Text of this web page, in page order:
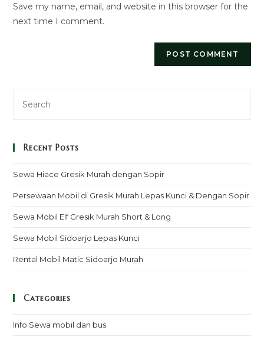
(optional)
Save my name, email, and website in this browser for the
next time I comment.
Recent Posts
Sewa Hiace Gresik Murah dengan Sopir
Persewaan Mobil di Gresik Murah Lepas Kunci & Dengan Sopir
Sewa Mobil Elf Gresik Murah Short & Long
Sewa Mobil Sidoarjo Lepas Kunci
Rental Mobil Matic Sidoarjo Murah
Categories
Info Sewa mobil dan bus